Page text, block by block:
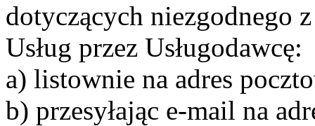
dotyczących niezgodnego
Usług przez Usługodawcę:
a) listownie na adres
b) przesyłając e-mail na